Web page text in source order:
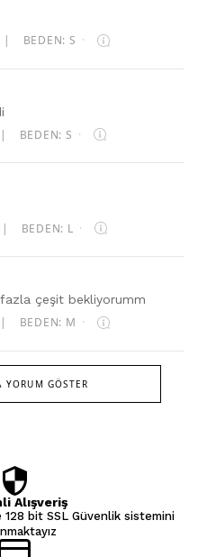
BEDEN: S ·
| BEDEN: S ·
| BEDEN: L ·
çeşit bekliyorumm
| BEDEN: M ·
YORUM GÖSTER
Alışveriş
128 bit SSL Güvenlik sistemini